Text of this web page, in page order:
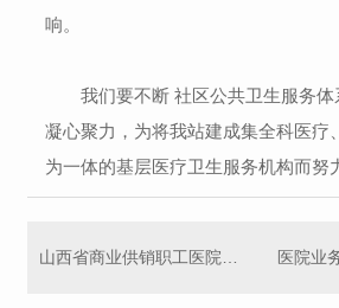
响。
我们要不断 社区公共卫生服务
凝心聚力，为将我站建成集全科医疗
为一体的基层医疗卫生服务机构而努